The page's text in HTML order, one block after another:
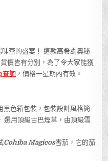
蕾的盛宴！ 這款高希霸奧秘
價皆有分別，為了令大家能獲
查詢 ，價格一星期內有效。
黑色箱包裝，包裝設計風格簡
選用頂級古巴煙草，由頂級雪
Cohiba Magicos雪茄，它的茄